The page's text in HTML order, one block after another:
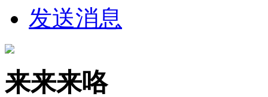
发送消息
来来来咯